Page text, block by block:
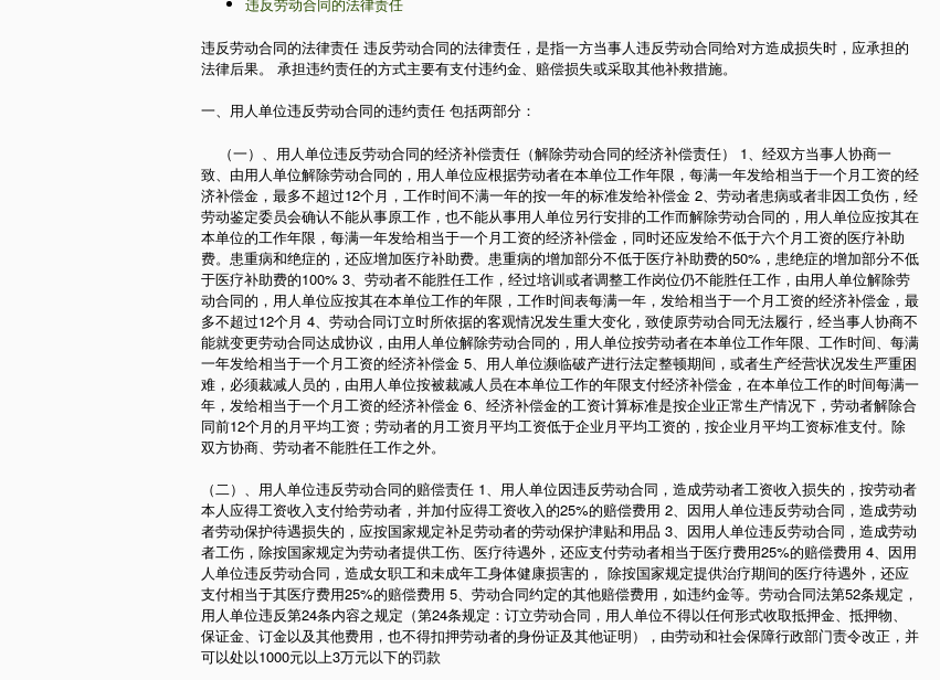
违反劳动合同的法律责任 违反劳动合同的法律责任，是指一方当事人违反劳动合同给对方造成损失时，应承担的
法律后果。 承担违约责任的方式主要有支付违约金、赔偿损失或采取其他补救措施。
一、用人单位违反劳动合同的违约责任 包括两部分：
（一）、用人单位违反劳动合同的经济补偿责任（解除劳动合同的经济补偿责任） 1、经双方当事人协商一
致、由用人单位解除劳动合同的，用人单位应根据劳动者在本单位工作年限，每满一年发给相当于一个月工资的经
济补偿金，最多不超过12个月，工作时间不满一年的按一年的标准发给补偿金 2、劳动者患病或者非因工负伤，经
劳动鉴定委员会确认不能从事原工作，也不能从事用人单位另行安排的工作而解除劳动合同的，用人单位应按其在
本单位的工作年限，每满一年发给相当于一个月工资的经济补偿金，同时还应发给不低于六个月工资的医疗补助
费。患重病和绝症的，还应增加医疗补助费。患重病的增加部分不低于医疗补助费的50%，患绝症的增加部分不低
于医疗补助费的100% 3、劳动者不能胜任工作，经过培训或者调整工作岗位仍不能胜任工作，由用人单位解除劳
动合同的，用人单位应按其在本单位工作的年限，工作时间表每满一年，发给相当于一个月工资的经济补偿金，最
多不超过12个月 4、劳动合同订立时所依据的客观情况发生重大变化，致使原劳动合同无法履行，经当事人协商不
能就变更劳动合同达成协议，由用人单位解除劳动合同的，用人单位按劳动者在本单位工作年限、工作时间、每满
一年发给相当于一个月工资的经济补偿金 5、用人单位濒临破产进行法定整顿期间，或者生产经营状况发生严重困
难，必须裁减人员的，由用人单位按被裁减人员在本单位工作的年限支付经济补偿金，在本单位工作的时间每满一
年，发给相当于一个月工资的经济补偿金 6、经济补偿金的工资计算标准是按企业正常生产情况下，劳动者解除合
同前12个月的月平均工资；劳动者的月工资月平均工资低于企业月平均工资的，按企业月平均工资标准支付。除
双方协商、劳动者不能胜任工作之外。
（二）、用人单位违反劳动合同的赔偿责任 1、用人单位因违反劳动合同，造成劳动者工资收入损失的，按劳动者
本人应得工资收入支付给劳动者，并加付应得工资收入的25%的赔偿费用 2、因用人单位违反劳动合同，造成劳动
者劳动保护待遇损失的，应按国家规定补足劳动者的劳动保护津贴和用品 3、因用人单位违反劳动合同，造成劳动
者工伤，除按国家规定为劳动者提供工伤、医疗待遇外，还应支付劳动者相当于医疗费用25%的赔偿费用 4、因用
人单位违反劳动合同，造成女职工和未成年工身体健康损害的， 除按国家规定提供治疗期间的医疗待遇外，还应
支付相当于其医疗费用25%的赔偿费用 5、劳动合同约定的其他赔偿费用，如违约金等。劳动合同法第52条规定，
用人单位违反第24条内容之规定（第24条规定：订立劳动合同，用人单位不得以任何形式收取抵押金、抵押物、
保证金、订金以及其他费用，也不得扣押劳动者的身份证及其他证明），由劳动和社会保障行政部门责令改正，并
可以处以1000元以上3万元以下的罚款